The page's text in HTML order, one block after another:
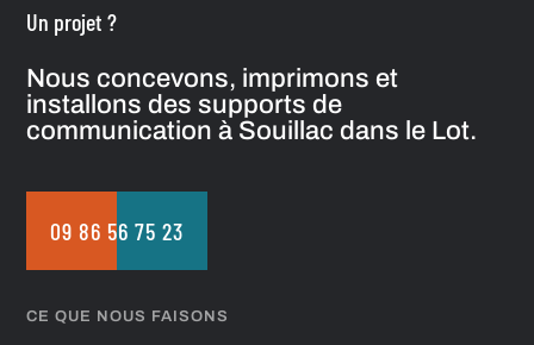
Un projet ?
Nous concevons, imprimons et
installons des supports de
communication à Souillac dans le Lot.
09 86 56 75 23
CE QUE NOUS FAISONS